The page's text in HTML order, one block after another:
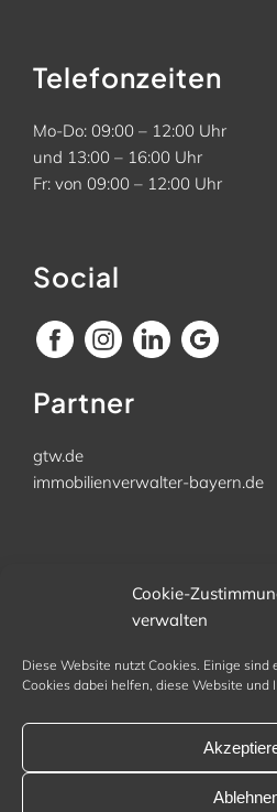
Cookie-
verwalten
Diese Website nutzt Cookies. Einige sind
Cookies dabei helfen, diese Website und
Telefonzeiten
Mo-Do: 09:00 – 12:00 Uhr
und 13:00 – 16:00 Uhr
Fr: von 09:00 – 12:00 Uhr
Social
Partner
gtw.de
immobilienverwalter-bayern.de
Kellerhausweg 11
83367 Schönram
Tel. 08686 9842 972